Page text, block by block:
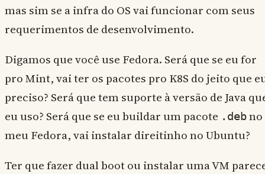
mas sim se a infra do OS vai funcionar com seus
requerimentos de desenvolvimento.
Digamos que você use Fedora. Será que se eu for
pro Mint, vai ter os pacotes pro K8S do jeito que
preciso? Será que tem suporte à versão de Java
eu uso? Será que se eu buildar um pacote .debno
meu Fedora, vai instalar direitinho no Ubuntu?
Ter que fazer dual boot ou instalar uma VM